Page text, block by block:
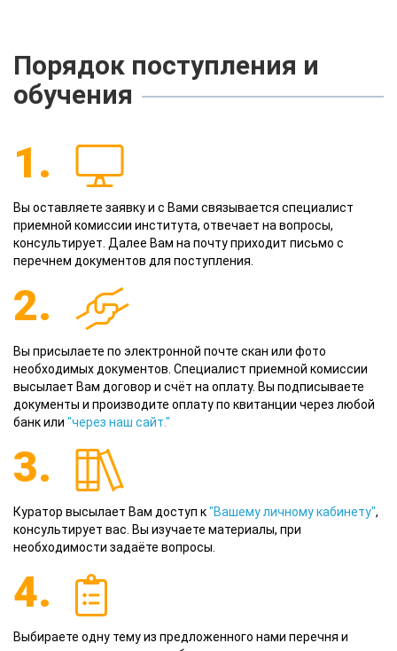
Порядок поступления и
обучения
1.
Вы оставляете заявку и с Вами связывается специалист
приемной комиссии института, отвечает на вопросы,
консультирует. Далее Вам на почту приходит письмо с
перечнем документов для поступления.
2.
Вы присылаете по электронной почте скан или фото
необходимых документов. Специалист приемной комиссии
высылает Вам договор и счёт на оплату. Вы подписываете
документы и производите оплату по квитанции через любой
банк или "через наш сайт."
3.
Куратор высылает Вам доступ к"Вашему личному кабинету",
консультирует вас. Вы изучаете материалы, при
необходимости задаёте вопросы.
4.
Выбираете одну тему из предложенного нами перечня и